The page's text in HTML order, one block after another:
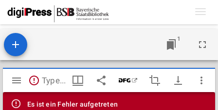
1
Mirador
Viewer
TypeError: Failed to fetch
Es ist ein Fehler aufgetreten